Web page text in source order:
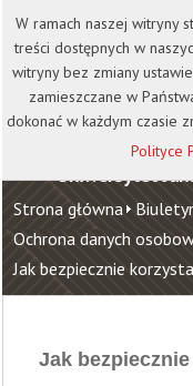
Kontakt
Wirtualna Uczelnia
Uniwersytet
Strona główna
Ochrona danych
Jak bezpiecznie
Jak
W ramach naszej witryny
treści dostępnych w
witryny bez zmiany
zamieszczane w
dokonać w każdym czasie
Polityce